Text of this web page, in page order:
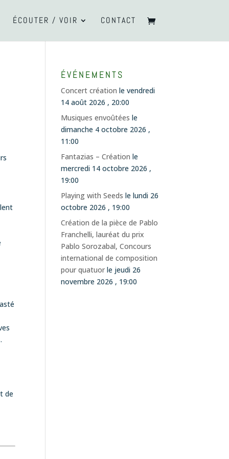
ÉCOUTER / VOIR CONTACT
de
ÉVÉNEMENTS
Concert création le vendredi
14 août 2026 , 20:00
Musiques envoûtées le
dimanche 4 octobre 2026 ,
11:00
Fantazias – Création le
mercredi 14 octobre 2026 ,
19:00
Playing with Seeds le lundi 26
octobre 2026 , 19:00
Création de la pièce de Pablo
Franchelli, lauréat du prix
Pablo Sorozabal, Concours
international de composition
pour quatuor le jeudi 26
novembre 2026 , 19:00